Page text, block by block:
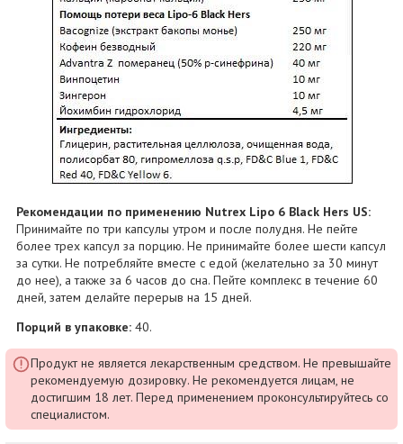
Рекомендации по применению Nutrex Lipo 6 Black Hers US:
Принимайте по три капсулы утром и после полудня. Не пейте
более трех капсул за порцию. Не принимайте более шести капсул
за сутки. Не потребляйте вместе с едой (желательно за 30 минут
до нее), а также за 6 часов до сна. Пейте комплекс в течение 60
дней, затем делайте перерыв на 15 дней.
Порций в упаковке: 40.
Продукт не является лекарственным средством. Не превышайте
рекомендуемую дозировку. Не рекомендуется лицам, не
достигшим 18 лет. Перед применением проконсультируйтесь со
специалистом.